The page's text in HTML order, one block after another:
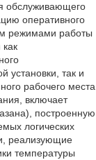
обслуживающего
оперативного
режимами работы
установки, так и
рабочего места
включает
построенную
логических
реализующие
температуры